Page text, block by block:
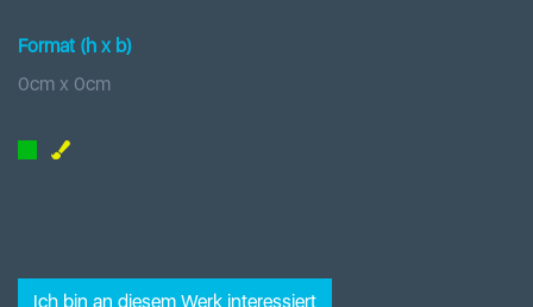
Format (h x b)
0cm x 0cm
Ich bin an diesem Werk interessiert